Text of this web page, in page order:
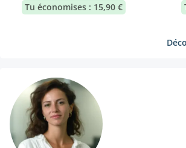
Tu économises : 15,90 €